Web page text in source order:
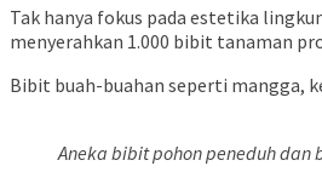
​Tak hanya fokus pada estetika
menyerahkan 1.000 bibit tanaman
Bibit buah-buahan seperti mangga,
Aneka bibit pohon peneduh